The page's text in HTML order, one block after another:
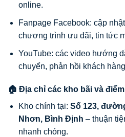
online.
Fanpage Facebook: cập
chương trình ưu đãi, tin tức
YouTube: các video hướng
chuyển, phản hồi khách
🏠 Địa chỉ các kho bãi và
Kho chính tại: Số 123,
Nhơn, Bình Định – thuận
nhanh chóng.